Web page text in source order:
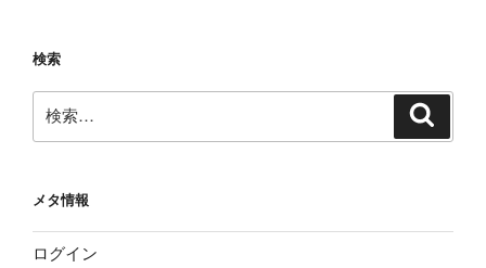
検索
索:
メタ情報
ログイン